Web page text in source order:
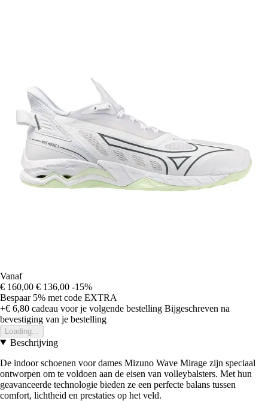
Vanaf
€ 160,00 € 136,00 -15%
Bespaar 5% met code EXTRA
+€ 6,80 cadeau voor je volgende bestelling Bijgeschreven na
bevestiging van je bestelling
Loading...
Beschrijving
De indoor schoenen voor dames Mizuno Wave Mirage zijn speciaal
ontworpen om te voldoen aan de eisen van volleybalsters. Met hun
geavanceerde technologie bieden ze een perfecte balans tussen
comfort, lichtheid en prestaties op het veld.